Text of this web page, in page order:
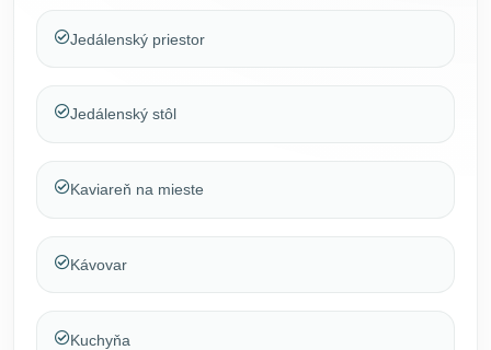
Jedálenský priestor
Jedálenský stôl
Kaviareň na mieste
Kávovar
Kuchyňa